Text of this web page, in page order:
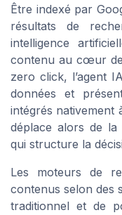
Être indexé par
résultats de
intelligence
contenu au cœur
zero click, l’agent
données et
intégrés nativement
déplace alors de
qui structure la
Les moteurs de
contenus selon des
traditionnel et de